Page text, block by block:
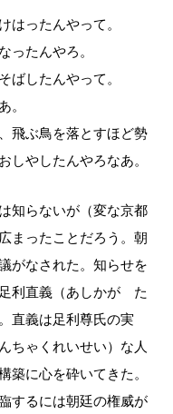
はったんやって。
ったんやろ。
ばしたんやって。
。
飛ぶ鳥を落とすほど勢
しやしたんやろなあ。
知らないが（変な京都
まったことだろう。朝
がなされた。知らせを
利直義（あしかが た
直義は足利尊氏の実
ちゃくれいせい）な人
築に心を砕いてきた。
するには朝廷の権威が